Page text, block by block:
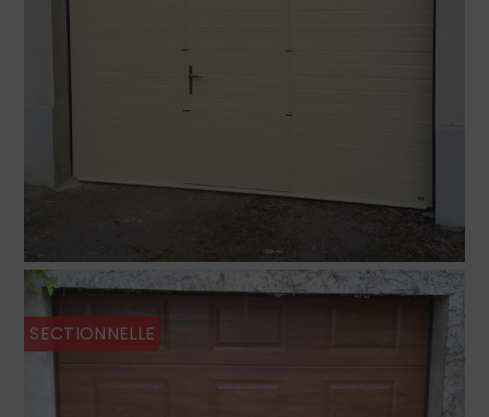
SECTIONNELLE